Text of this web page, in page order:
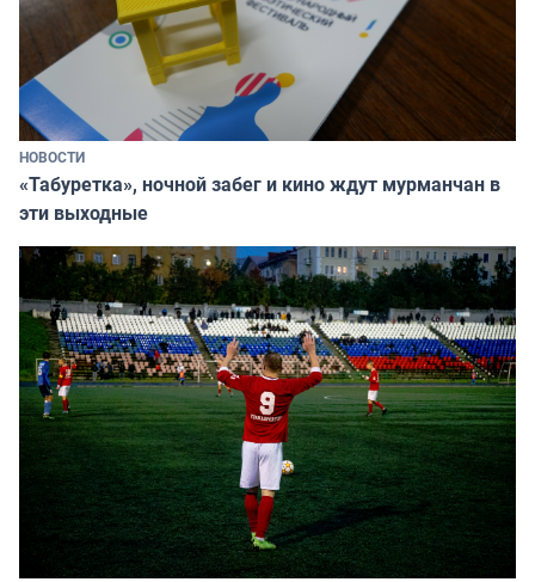
НОВОСТИ
«Табуретка», ночной забег и кино ждут мурманчан в
эти выходные